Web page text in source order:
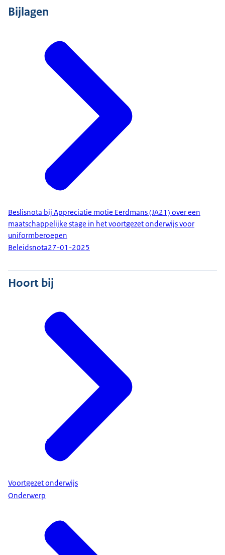
Bijlagen
Beslisnota bij Appreciatie motie Eerdmans (JA21) over een
maatschappelijke stage in het voortgezet onderwijs voor
uniformberoepen
Beleidsnota27-01-2025
Hoort bij
Voortgezet onderwijs
Onderwerp